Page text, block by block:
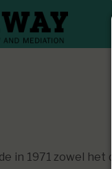
in 1971 zowel